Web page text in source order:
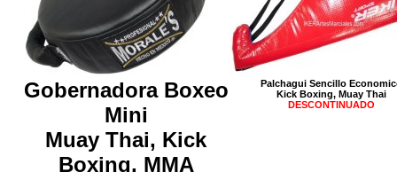
Gobernadora Boxeo
Mini
Muay Thai, Kick
Boxing, MMA
Palchagui Sencillo
Kick Boxing, Muay Thai
DESCONTINUADO